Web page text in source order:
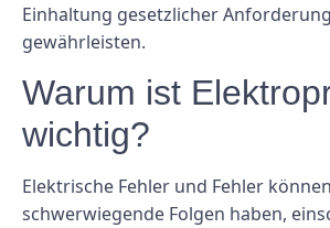
Einhaltung gesetzlicher
gewährleisten.
Warum ist
wichtig?
Elektrische Fehler und Fehler können
schwerwiegende Folgen haben,